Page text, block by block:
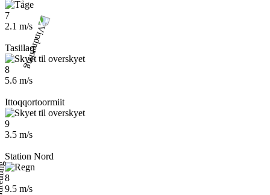
7
2.1 m/s
Tasiilaq
8
5.6 m/s
Ittoqqortoormiit
9
3.5 m/s
Station Nord
8
9.5 m/s